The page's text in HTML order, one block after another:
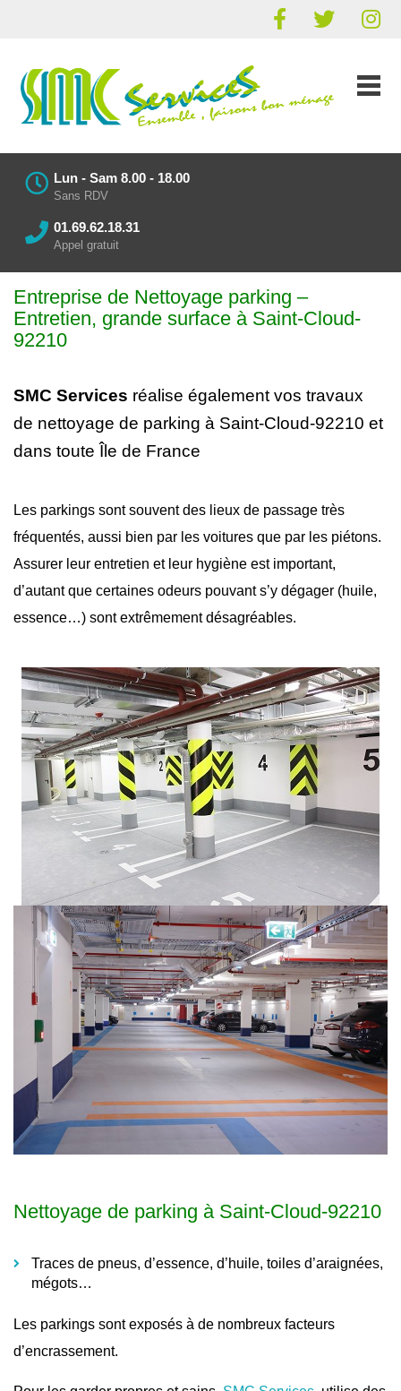
Lun - Sam 8.00 - 18.00
Sans RDV
01.69.62.18.31
Appel gratuit
Entreprise de Nettoyage parking –
Entretien, grande surface à Saint-Cloud-
92210
SMC Services réalise également vos travaux
de nettoyage de parking à Saint-Cloud-92210 et
dans toute Île de France
Les parkings sont souvent des lieux de passage très
fréquentés, aussi bien par les voitures que par les piétons.
Assurer leur entretien et leur hygiène est important,
d’autant que certaines odeurs pouvant s’y dégager (huile,
essence…) sont extrêmement désagréables.
Nettoyage de parking à Saint-Cloud-92210
Traces de pneus, d’essence, d’huile, toiles d’araignées,
mégots…
Les parkings sont exposés à de nombreux facteurs
d’encrassement.